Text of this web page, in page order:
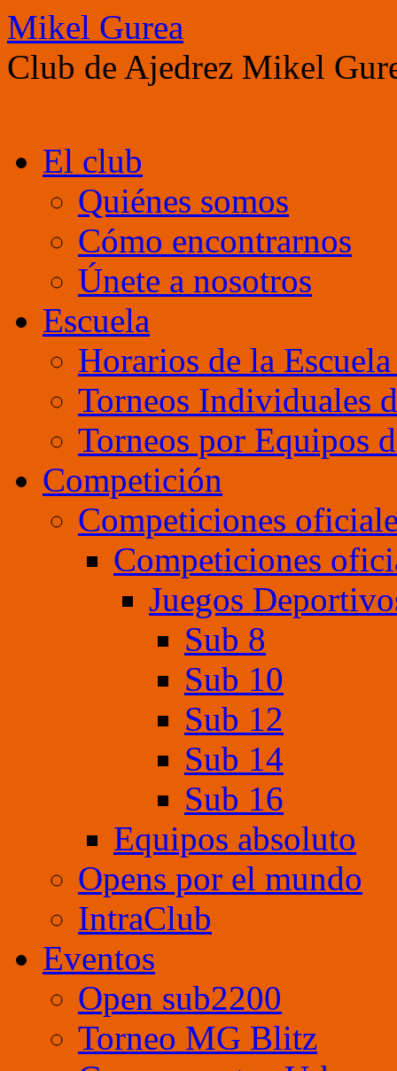
Mikel Gurea
Club de Ajedrez Mikel
contenidoEl club
Quiénes somos
Cómo encontrarnos
Únete a nosotros
Escuela
Horarios de la
Torneos Individuales
Torneos por Equipos
Competición
Competiciones
Competiciones
Juegos
Sub 8
Sub 10
Sub 12
Sub 14
Sub 16
Equipos absoluto
Opens por el mundo
IntraClub
Eventos
Open sub2200
Torneo MG Blitz